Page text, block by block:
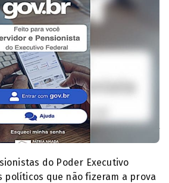
Aplicativo SouGov.br
do Poder Executivo
políticos que não fizeram a prova